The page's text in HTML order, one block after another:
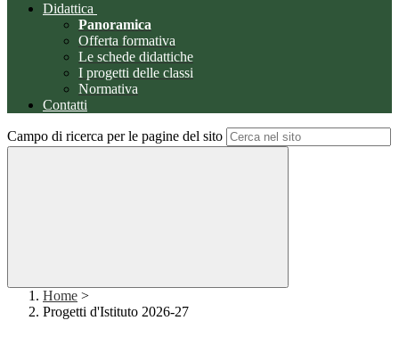
Didattica
Panoramica
Offerta formativa
Le schede didattiche
I progetti delle classi
Normativa
Contatti
Campo di ricerca per le pagine del sito
Home >
Progetti d'Istituto 2026-27